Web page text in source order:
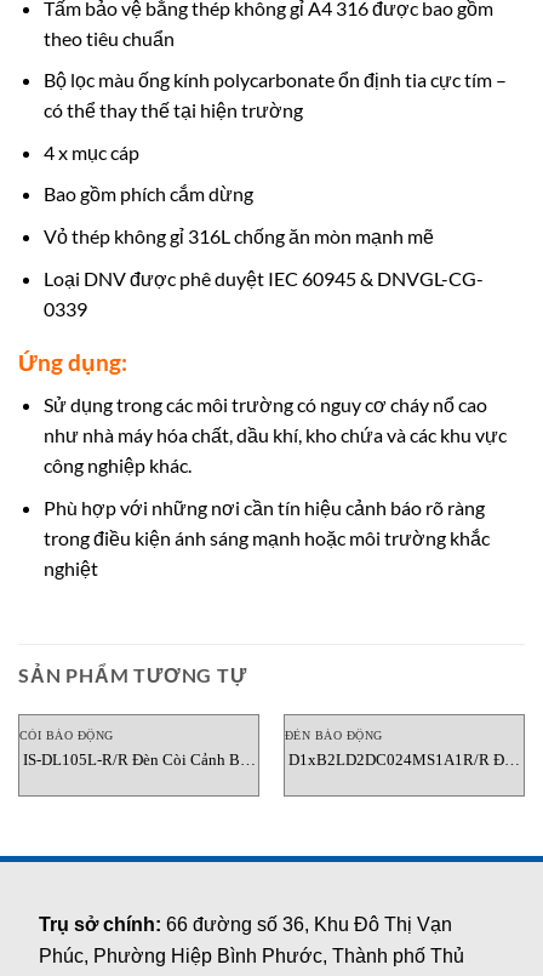
Tấm bảo vệ bằng thép không gỉ A4 316 được bao gồm
theo tiêu chuẩn
Bộ lọc màu ống kính polycarbonate ổn định tia cực tím –
có thể thay thế tại hiện trường
4 x mục cáp
Bao gồm phích cắm dừng
Vỏ thép không gỉ 316L chống ăn mòn mạnh mẽ
Loại DNV được phê duyệt IEC 60945 & DNVGL-CG-
0339
Ứng dụng:
Sử dụng trong các môi trường có nguy cơ cháy nổ cao
như nhà máy hóa chất, dầu khí, kho chứa và các khu vực
công nghiệp khác.
Phù hợp với những nơi cần tín hiệu cảnh báo rõ ràng
trong điều kiện ánh sáng mạnh hoặc môi trường khắc
nghiệt
SẢN PHẨM TƯƠNG TỰ
CÒI BÁO ĐỘNG
IS-DL105L-R/R Đèn Còi Cảnh Báo
ĐÈN BÁO ĐỘNG
D1xB2LD2DC024MS1A1R/R Đèn
Năng E2S Việt Nam
Trụ sở chính:66 đường số 36, Khu Đô Thị Vạn
Phúc, Phường Hiệp Bình Phước, Thành phố Thủ